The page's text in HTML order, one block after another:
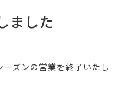
ました
ズンの営業を終了いたし